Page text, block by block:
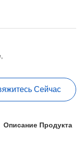
Сейчас
Описание Продукта